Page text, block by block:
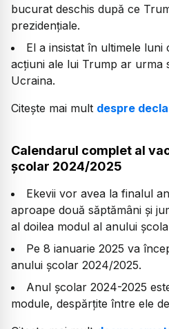
bucurat deschis după ce
prezidenţiale.
El a insistat în ultimele luni
acţiuni ale lui Trump ar urma
Ucraina.
Citește mai mult despre
Calendarul complet al
școlar 2024/2025
Ekevii vor avea la finalul
aproape două săptămâni și
al doilea modul al anului
Pe 8 ianuarie 2025 va
anului școlar 2024/2025.
Anul școlar 2024-2025
module, despărțite între ele